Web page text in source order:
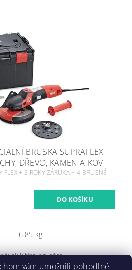
BRUSKA SUPRAFLEX
DŘEVO, KÁMEN A KOV
FLEX + 3 ROKY ZÁRUKA + 4 BRUSNÉ
6.85 kg
k této položce.
vám umožnili pohodlné